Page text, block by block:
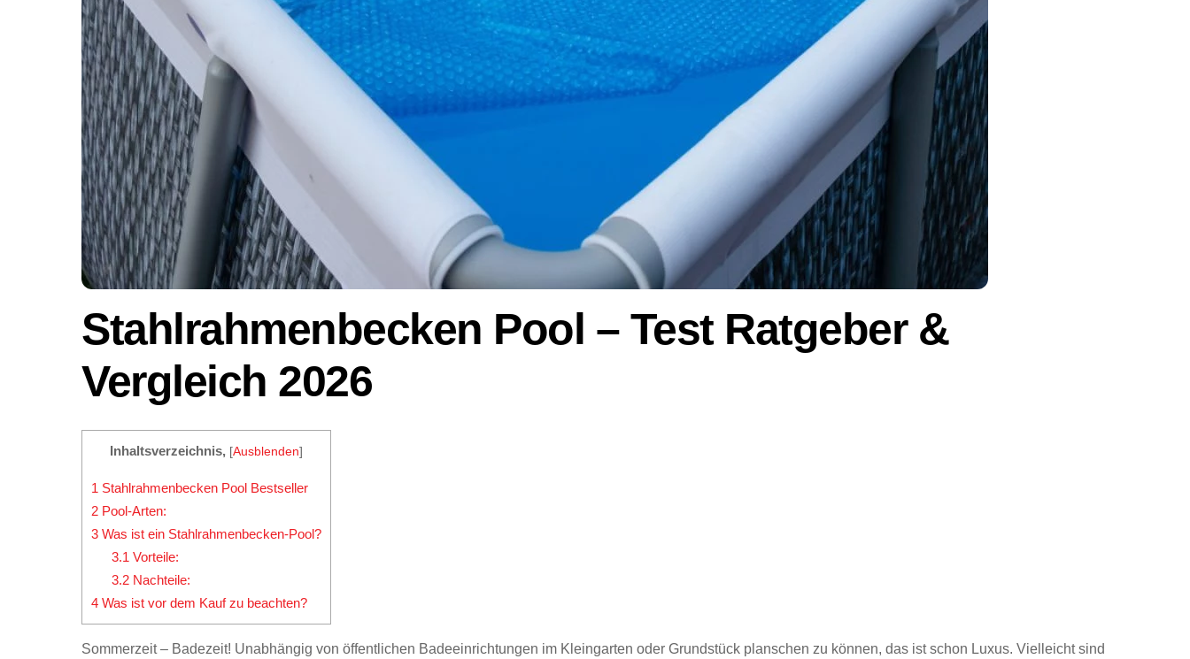
Stahlrahmenbecken Pool – Test Ratgeber &
Vergleich 2026
Inhaltsverzeichnis, [Ausblenden]
1 Stahlrahmenbecken Pool Bestseller
2 Pool-Arten:
3 Was ist ein Stahlrahmenbecken-Pool?
3.1 Vorteile:
3.2Nachteile:
4 Was ist vor dem Kauf zu beachten?
Sommerzeit – Badezeit! Unabhängig von öffentlichen Badeeinrichtungen im Kleingarten oder Grundstück planschen zu können, das ist schon Luxus. Vielleicht sind